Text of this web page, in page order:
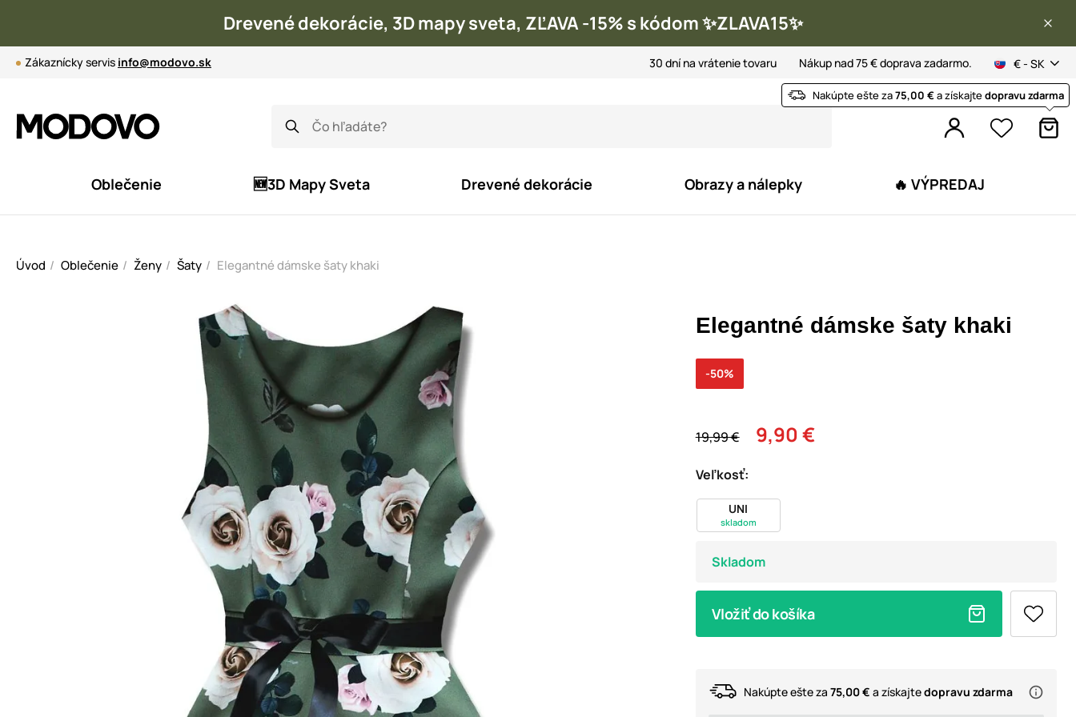
Drevené dekorácie, 3D mapy sveta, ZĽAVA -15% s kódom ✨ZLAVA15✨
Zákaznícky servis info@modovo.sk 30 dní na vrátenie tovaru Nákup nad 75 € doprava zadarmo. € - SK
Nakúpte ešte za75,00 €a získajtedopravu zdarma
Oblečenie 🆕3D Mapy Sveta Drevené dekorácie Obrazy a nálepky 🔥 VÝPREDAJ
Úvod Oblečenie Ženy Šaty Elegantné dámske šaty khaki
Elegantné dámske šaty khaki
19,99 € 9,90 €
-50%
Veľkosť:
UNI
skladom
Skladom
Vložiť do košíka
Nakúpte ešte za 75,00 € a získajtedopravu zdarma